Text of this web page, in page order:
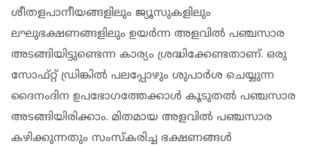
ശീതളപാനീയങ്ങളിലും ജ്യൂസുകളിലും
ലഘുഭക്ഷണങ്ങളിലും ഉയര്‍ന്ന അളവില്‍ പഞ്ചസാര
അടങ്ങിയിട്ടുണ്ടെന്ന കാര്യം ശ്രദ്ധിക്കേണ്ടതാണ്. ഒരു
സോഫ്റ്റ് ഡ്രിങ്കില്‍ പലപ്പോഴും ശുപാര്‍ശ ചെയ്യുന്ന
ദൈനംദിന ഉപഭോഗത്തേക്കാള്‍ കൂടുതല്‍ പഞ്ചസാര
അടങ്ങിയിരിക്കാം. മിതമായ അളവില്‍ പഞ്ചസാര
കഴിക്കുന്നതും സംസ്‌കരിച്ച ഭക്ഷണങ്ങള്‍